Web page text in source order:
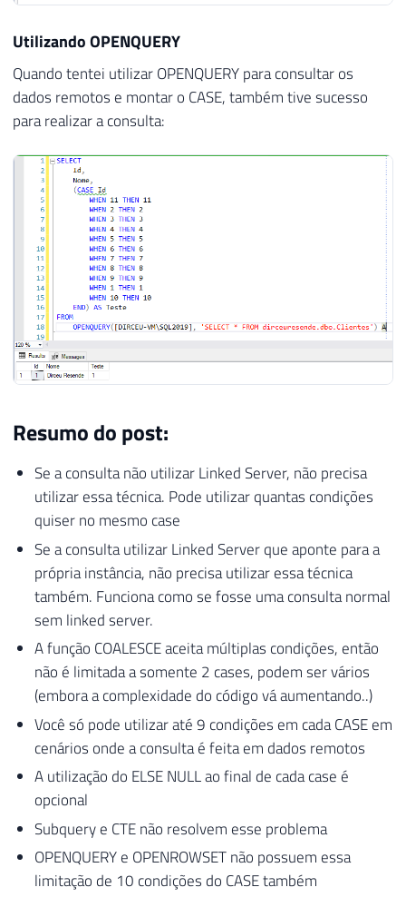
Utilizando OPENQUERY
Quando tentei utilizar OPENQUERY para consultar os
dados remotos e montar o CASE, também tive sucesso
para realizar a consulta:
Resumo do post:
Se a consulta não utilizar Linked Server, não precisa
utilizar essa técnica. Pode utilizar quantas condições
quiser no mesmo case
Se a consulta utilizar Linked Server que aponte para a
própria instância, não precisa utilizar essa técnica
também. Funciona como se fosse uma consulta normal
sem linked server.
A função COALESCE aceita múltiplas condições, então
não é limitada a somente 2 cases, podem ser vários
(embora a complexidade do código vá aumentando..)
Você só pode utilizar até 9 condições em cada CASE em
cenários onde a consulta é feita em dados remotos
A utilização do ELSE NULL ao final de cada case é
opcional
Subquery e CTE não resolvem esse problema
OPENQUERY e OPENROWSET não possuem essa
limitação de 10 condições do CASE também